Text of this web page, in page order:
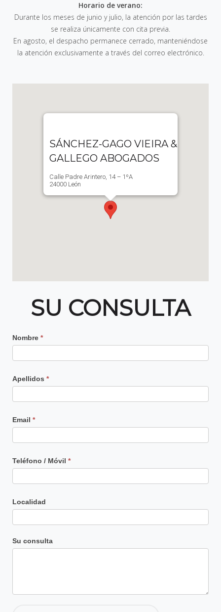
Horario de verano:
Durante los meses de junio y julio, la atención por las tardes
se realiza únicamente con cita previa.
En agosto, el despacho permanece cerrado, manteniéndose
la atención exclusivamente a través del correo electrónico.
SÁNCHEZ-GAGO VIEIRA &
GALLEGO ABOGADOS
Calle Padre Arintero, 14 – 1ºA
24000 León
SU CONSULTA
Contacto
Principal
Nombre *
Apellidos *
Email *
Teléfono / Móvil *
Localidad
Su consulta